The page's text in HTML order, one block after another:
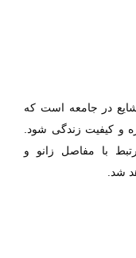
در جامعه است که
و کیفیت زندگی شود.
با مفاصل زانو و
شد.